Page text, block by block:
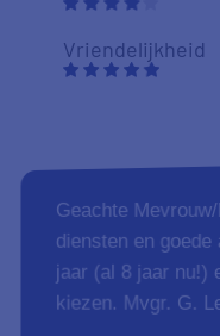
Vriendelijkheid
Geachte
diensten en
jaar (al 8 jaar nu!)
kiezen. Mvgr. G.